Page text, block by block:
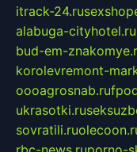
itrack-24.ru
alabuga-cityhotel.ru
bud-em-
korolevremont-
oooagrosnab.ru
ukrasotki.ru
sovratili.ru